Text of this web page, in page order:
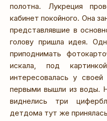
полотна. Лукреция
кабинет покойного. Она
представлявшие в
голову пришла идея.
приподнимать
искала, под
интересовалась у
первыми вышли из воды.
виднелись три
детдома тут же